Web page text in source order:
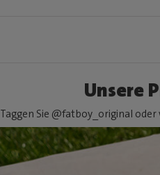
Unsere
Taggen Sie @fatboy_original